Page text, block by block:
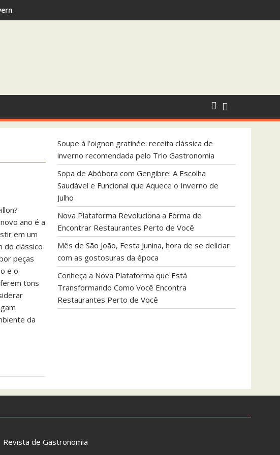
recomendada pelo Trio Gastronomia
e Funcional que Aquece o Inverno de Julho
ano é a
em um
do clássico
peças
e o
tons
da
Soupe à l’oignon gratinée: receita clássica de
inverno recomendada pelo Trio Gastronomia
Sopa de Abóbora com Gengibre: A Escolha
Saudável e Funcional que Aquece o Inverno de
Julho
Nova Plataforma Revoluciona a Forma de
Encontrar Restaurantes Perto de Você
Mês de São João, Festa Junina, hora de se deliciar
com as gostosuras da época
Conheça a Nova Plataforma que Está
Transformando Como Você Encontra
Restaurantes Perto de Você
Revista de Gastronomia